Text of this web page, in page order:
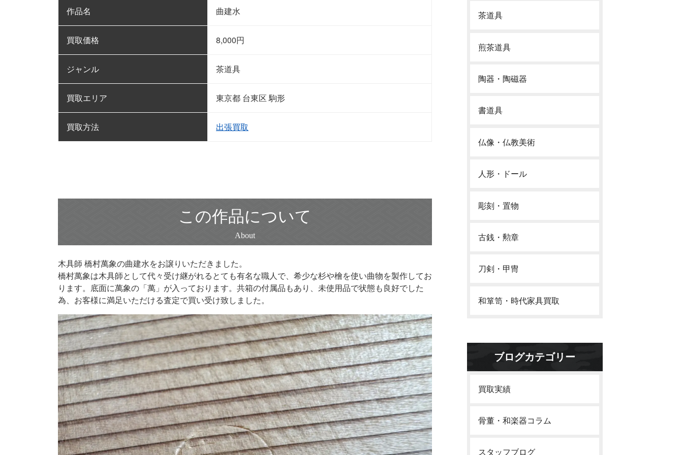
作品名 曲建水
買取価格 8,000円
ジャンル 茶道具
買取エリア 東京都 台東区 駒形
買取方法 出張買取
この作品について
木具師 橋村萬象の曲建水をお譲りいただきました。
橋村萬象は木具師として代々受け継がれるとても有名な職人で、希少な杉や檜を使い曲物を製作してお
ります。底面に萬象の「萬」が入っております。共箱の付属品もあり、未使用品で状態も良好でした
為、お客様に満足いただける査定で買い受け致しました。
茶道具
煎茶道具
陶器・陶磁器
書道具
仏像・仏教美術
人形・ドール
彫刻・置物
古銭・勲章
刀剣・甲冑
和箪笥・時代家具買取
ブログカテゴリー
買取実績
骨董・和楽器コラム
スタッフブログ